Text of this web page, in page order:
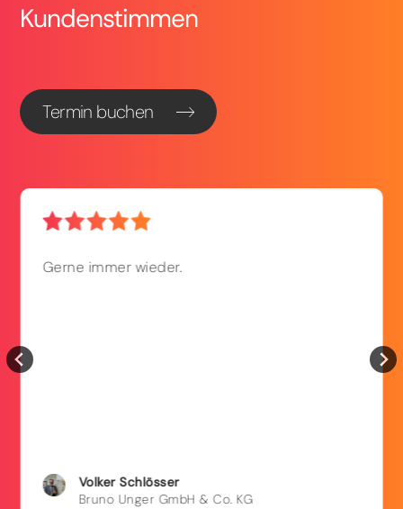
Kundenstimmen
Termin buchen
Gerne immer wieder.
VolkerSchlösser
Bruno Unger GmbH & Co. KG